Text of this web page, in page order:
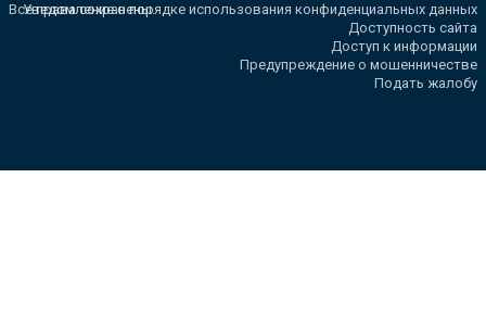
Все права сохранены.
Уведомление о порядке использования конфиденциальных данных
Доступность сайта
Доступ к информации
Предупреждение о мошенничестве
Подать жалобу